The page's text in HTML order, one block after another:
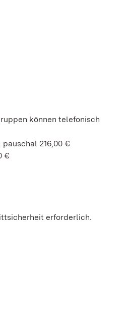
können telefonisch
pauschal 216,00 €
€
erforderlich.